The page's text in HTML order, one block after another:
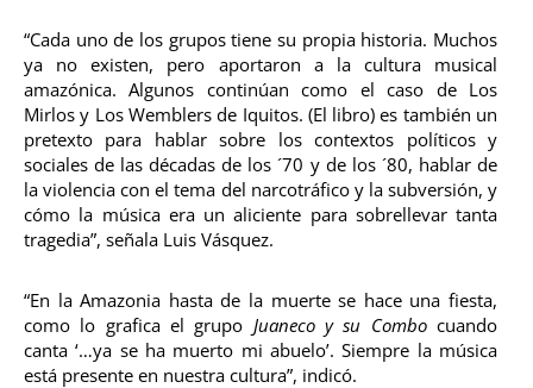
“Cada uno de los grupos tiene su propia historia. Muchos
ya no existen, pero aportaron a la cultura musical
amazónica. Algunos continúan como el caso de Los
Mirlos y Los Wemblers de Iquitos. (El libro) es también un
pretexto para hablar sobre los contextos políticos y
sociales de las décadas de los ´70 y de los ´80, hablar de
la violencia con el tema del narcotráfico y la subversión, y
cómo la música era un aliciente para sobrellevar tanta
tragedia”, señala Luis Vásquez.
“En la Amazonia hasta de la muerte se hace una fiesta,
como lo grafica el grupo Juaneco y su Combocuando
canta ‘…ya se ha muerto mi abuelo’. Siempre la música
está presente en nuestra cultura”, indicó.